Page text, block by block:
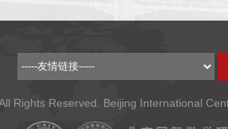
Rights Reserved. Beijing International